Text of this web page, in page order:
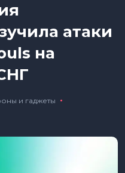
атаки
на
и гаджеты